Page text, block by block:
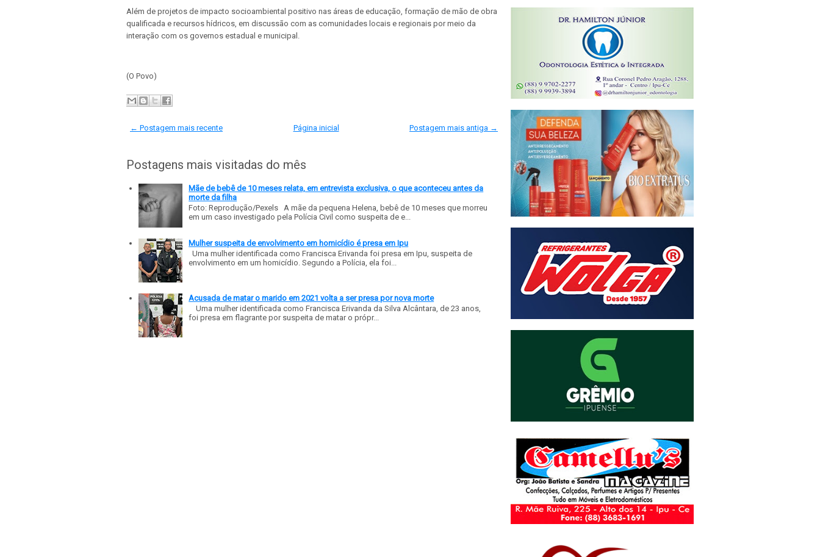
Além de projetos de impacto socioambiental positivo nas áreas de educação, formação de mão de obra
qualificada e recursos hídricos, em discussão com as comunidades locais e regionais por meio da
interação com os governos estadual e municipal.
(O Povo)
← Postagem mais recente Postagem mais antiga →
Página inicial
Postagens mais visitadas do mês
Mãe de bebê de 10 meses relata, em entrevista exclusiva, o que aconteceu antes da
morte da filha
Foto: Reprodução/Pexels A mãe da pequena Helena, bebê de 10 meses que morreu
em um caso investigado pela Polícia Civil como suspeita de e...
Mulher suspeita de envolvimento em homicídio é presa em Ipu
Uma mulher identificada como Francisca Erivanda foi presa em Ipu, suspeita de
envolvimento em um homicídio. Segundo a Polícia, ela foi...
Acusada de matar o marido em 2021 volta a ser presa por nova morte
Uma mulher identificada como Francisca Erivanda da Silva Alcântara, de 23 anos,
foi presa em flagrante por suspeita de matar o própr...